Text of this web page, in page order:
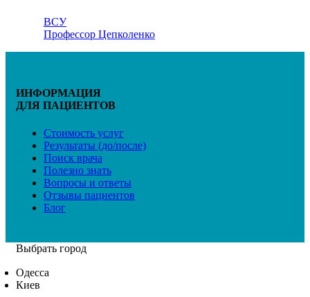
ВСУ
Профессор Цепколенко
ИНФОРМАЦИЯ
ДЛЯ ПАЦИЕНТОВ
Стоимость услуг
Результаты (до/после)
Поиск врача
Полезно знать
Вопросы и ответы
Отзывы пациентов
Блог
Выбрать город
Одесса
Киев